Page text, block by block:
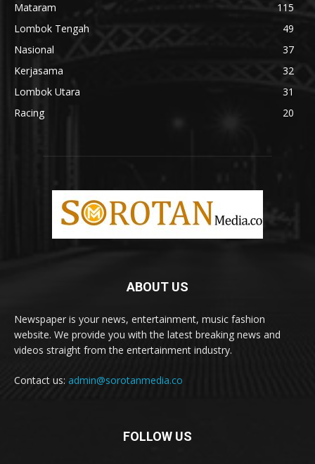
Mataram
115
Lombok Tengah
49
Nasional
37
Kerjasama
32
Lombok Utara
31
Racing
20
ABOUT US
Newspaper is your news, entertainment, music fashion
website. We provide you with the latest breaking news and
videos straight from the entertainment industry.
Contact us: admin@sorotanmedia.co
FOLLOW US